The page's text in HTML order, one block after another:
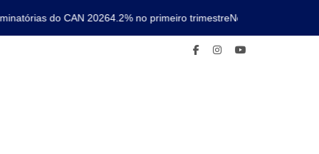
do CAN 20264.2% no primeiro trimestreNova linha de metro